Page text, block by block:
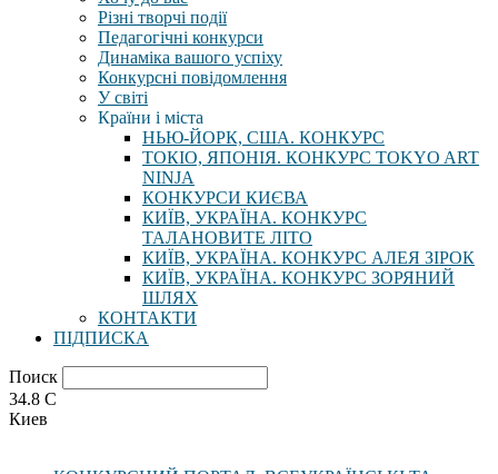
Різні творчі події
Педагогічні конкурси
Динаміка вашого успіху
Конкурсні повідомлення
У світі
Країни і міста
НЬЮ-ЙОРК, США. КОНКУРС
ТОКІО, ЯПОНІЯ. КОНКУРС TOKYO ART
NINJA
КОНКУРСИ КИЄВА
КИЇВ, УКРАЇНА. КОНКУРС
ТАЛАНОВИТЕ ЛІТО
КИЇВ, УКРАЇНА. КОНКУРС АЛЕЯ ЗІРОК
КИЇВ, УКРАЇНА. КОНКУРС ЗОРЯНИЙ
ШЛЯХ
КОНТАКТИ
ПІДПИСКА
Поиск
34.8 C
Киев